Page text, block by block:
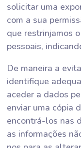
solicitar uma
com a sua
que restrinjamos
pessoais,
De maneira a
identifique
aceder a dados
enviar uma cópia
encontrá-los nas
as informações